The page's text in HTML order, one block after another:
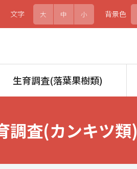
背景色
文字 大 中 小
生育調査(落葉果樹類)
調査(カンキツ類)